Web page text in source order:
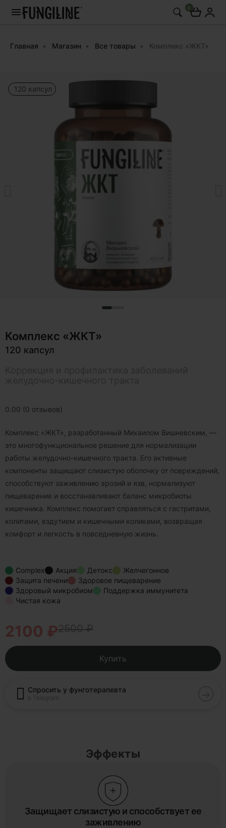
0
Главная Магазин Все товары Комплекс «ЖКТ»
120 капсул
0.00 (0 отзывов)
Комплекс «ЖКТ»
120 капсул
Комплекс «ЖКТ», разработанный Михаилом Вишневским, —
это многофункциональное решение для нормализации
работы желудочно-кишечного тракта. Его активные
компоненты защищают слизистую оболочку от повреждений,
способствуют заживлению эрозий и язв, нормализуют
пищеварение и восстанавливают баланс микробиоты
кишечника. Комплекс помогает справляться с гастритами,
колитами, вздутием и кишечными коликами, возвращая
комфорт и легкость в повседневную жизнь.
Complex Акция Детокс
Желчегонное
Защита печени
Здоровое пищеварение
Здоровый микробиом
Поддержка иммунитета
Чистая кожа
2100 ₽2500 ₽
Купить
Спросить у фунготерапевта
Эффекты
Защищает слизистую и способствует ее
заживлению